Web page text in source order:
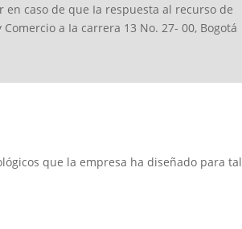
caso de que Ia respuesta al recurso de
a Ia carrera 13 No. 27- 00, Bogotá
que la empresa ha diseñado para tal